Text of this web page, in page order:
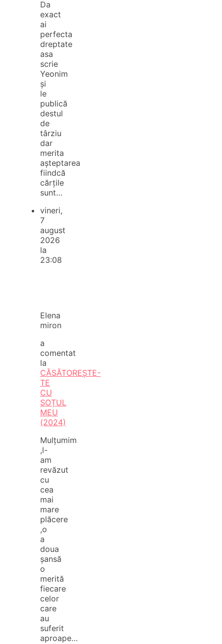
Da
exact
ai
perfecta
dreptate
asa
scrie
Yeonim
și
le
publică
destul
de
târziu
dar
merita
așteptarea
fiindcă
cărțile
sunt…
vineri,
7
august
2026
la
23:08
Elena
miron
a
comentat
la
CĂSĂTOREȘTE-
TE
CU
SOȚUL
MEU
(2024)
Mulțumim
,l-
am
revăzut
cu
cea
mai
mare
plăcere
,o
a
doua
șansă
o
merită
fiecare
celor
care
au
suferit
aproape…